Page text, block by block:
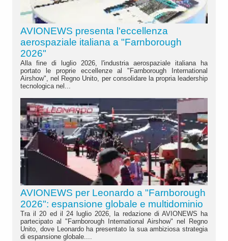
AVIONEWS presenta l'eccellenza
aerospaziale italiana a "Farnborough
2026"
Alla fine di luglio 2026, l'industria aerospaziale italiana ha
portato le proprie eccellenze al "Farnborough International
Airshow", nel Regno Unito, per consolidare la propria leadership
tecnologica nel...
AVIONEWS per Leonardo a "Farnborough
2026": espansione globale e multidominio
Tra il 20 ed il 24 luglio 2026, la redazione di AVIONEWS ha
partecipato al "Farnborough International Airshow" nel Regno
Unito, dove Leonardo ha presentato la sua ambiziosa strategia
di espansione globale....